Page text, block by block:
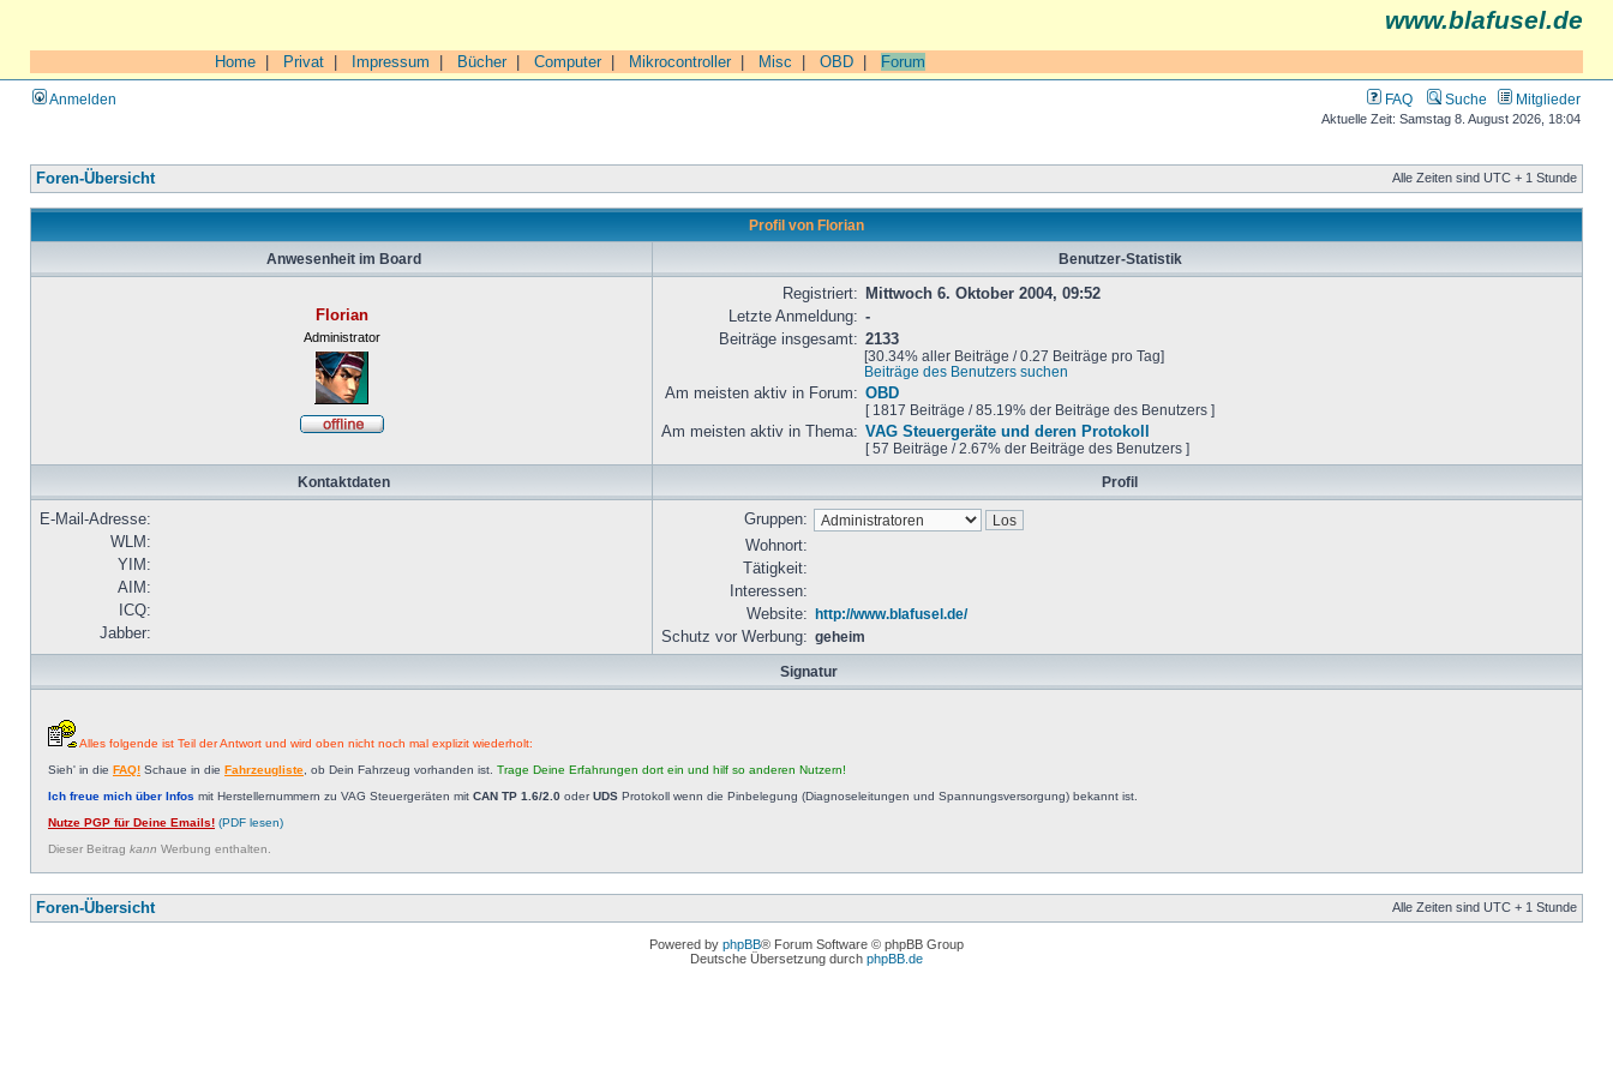
www.blafusel.de
Home Privat Impressum Bücher| Computer| Mikrocontroller| Misc OBD Forum
Anmelden FAQ Suche Mitglieder
Aktuelle Zeit: Samstag 8. August 2026, 18:04
Foren-Übersicht Alle Zeiten sind UTC + 1 Stunde
Profil von Florian
Anwesenheit im Board Benutzer-Statistik
Florian
Administrator
Registriert:
Mittwoch 6. Oktober 2004, 09:52
Letzte Anmeldung: -
Beiträge insgesamt: 2133
[30.34% aller Beiträge / 0.27 Beiträge pro Tag]
Beiträge des Benutzers suchen
Am meisten aktiv in Forum: OBD
[ 1817 Beiträge / 85.19% der Beiträge des Benutzers ]
Am meisten aktiv in Thema: VAG Steuergeräte und deren Protokoll
[ 57 Beiträge / 2.67% der Beiträge des Benutzers ]
Kontaktdaten Profil
E-Mail-Adresse:
WLM:
YIM:
AIM:
ICQ:
Jabber:
Gruppen:
Wohnort:
Tätigkeit:
Interessen:
Website: http://www.blafusel.de/
Schutz vor Werbung: geheim
Signatur
Alles folgende ist Teil der Antwort und wird oben nicht noch mal explizit wiederholt:
Sieh' in die FAQ! Schaue in die Fahrzeugliste , ob Dein Fahrzeug vorhanden ist. Trage Deine Erfahrungen dort ein und hilf so anderen Nutzern!
Ich freue mich über Infos mit Herstellernummern zu VAG Steuergeräten mit CAN TP 1.6/2.0 oderUDS Protokoll wenn die Pinbelegung (Diagnoseleitungen und Spannungsversorgung) bekannt ist.
Nutze PGP für Deine Emails! (PDF lesen)
Dieser Beitrag kann Werbung enthalten.
Foren-Übersicht Alle Zeiten sind UTC + 1 Stunde
Powered by phpBB® Forum Software © phpBB Group
Deutsche Übersetzung durch phpBB.de